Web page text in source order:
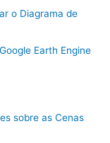
o Diagrama de
Earth Engine
sobre as Cenas